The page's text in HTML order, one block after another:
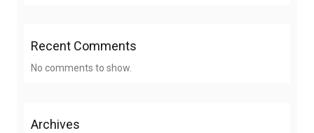
Recent Comments
No comments to show.
Archives